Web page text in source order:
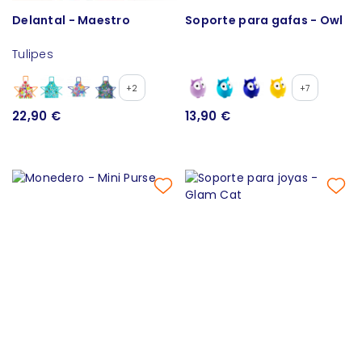
Delantal - Maestro
Tulipes
+2
22,90 €
Soporte para gafas - Owl
+7
13,90 €